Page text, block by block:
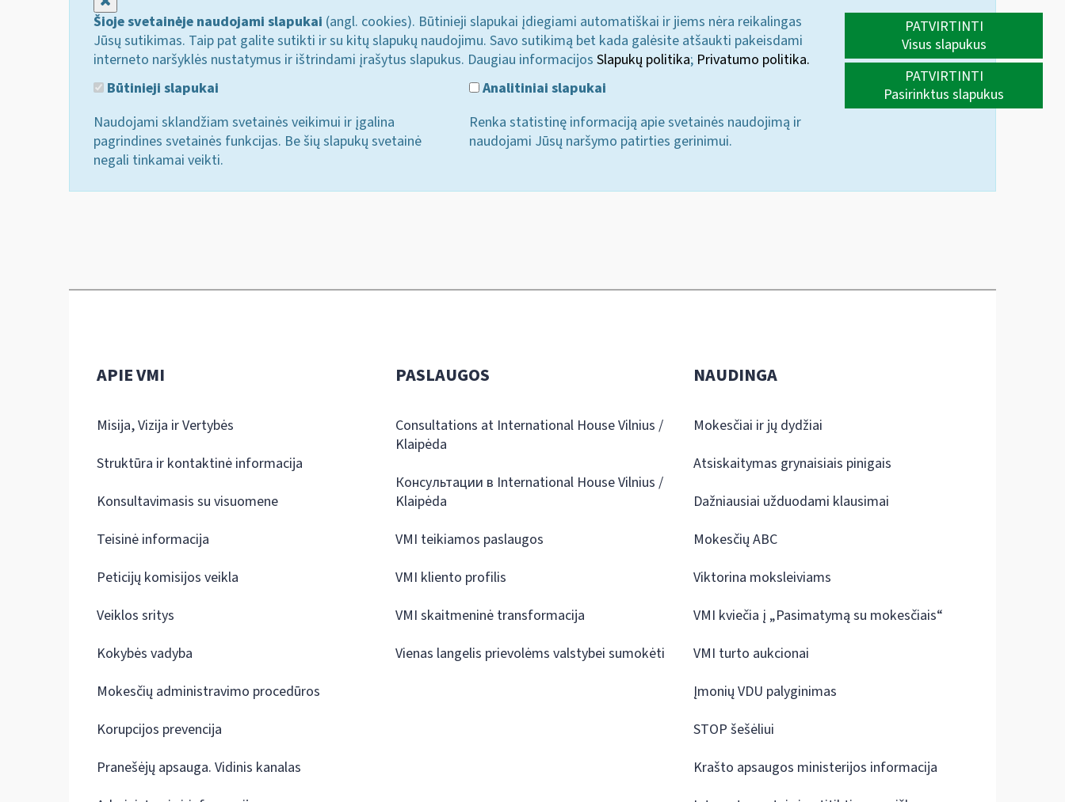
Šioje svetainėje naudojami slapukai (angl. cookies). Būtinieji slapukai įdiegiami automatiškai ir jiems nėra reikalingas
Jūsų sutikimas. Taip pat galite sutikti ir su kitų slapukų naudojimu. Savo sutikimą bet kada galėsite atšaukti pakeisdami
interneto naršyklės nustatymus ir ištrindami įrašytus slapukus. Daugiau informacijos Slapukų politika; Privatumo politika.
Būtinieji slapukai
Naudojami sklandžiam svetainės veikimui ir įgalina
pagrindines svetainės funkcijas. Be šių slapukų svetainė
negali tinkamai veikti.
Analitiniai slapukai
Renka statistinę informaciją apie svetainės naudojimą ir
naudojami Jūsų naršymo patirties gerinimui.
PATVIRTINTI
Visus slapukus
PATVIRTINTI
Pasirinktus slapukus
APIE VMI
Misija, Vizija ir Vertybės
Struktūra ir kontaktinė informacija
Konsultavimasis su visuomene
Teisinė informacija
Peticijų komisijos veikla
Veiklos sritys
Kokybės vadyba
Mokesčių administravimo procedūros
Korupcijos prevencija
Pranešėjų apsauga. Vidinis kanalas
PASLAUGOS
Consultations at International House Vilnius /
Klaipėda
Консультации в International House Vilnius /
Klaipėda
VMI teikiamos paslaugos
VMI kliento profilis
VMI skaitmeninė transformacija
Vienas langelis prievolėms valstybei sumokėti
NAUDINGA
Mokesčiai ir jų dydžiai
Atsiskaitymas grynaisiais pinigais
Dažniausiai užduodami klausimai
Mokesčių ABC
Viktorina moksleiviams
VMI kviečia į „Pasimatymą su mokesčiais“
VMI turto aukcionai
Įmonių VDU palyginimas
STOP šešėliui
Krašto apsaugos ministerijos informacija